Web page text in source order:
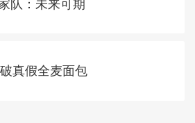
队：未来可期
真假全麦面包